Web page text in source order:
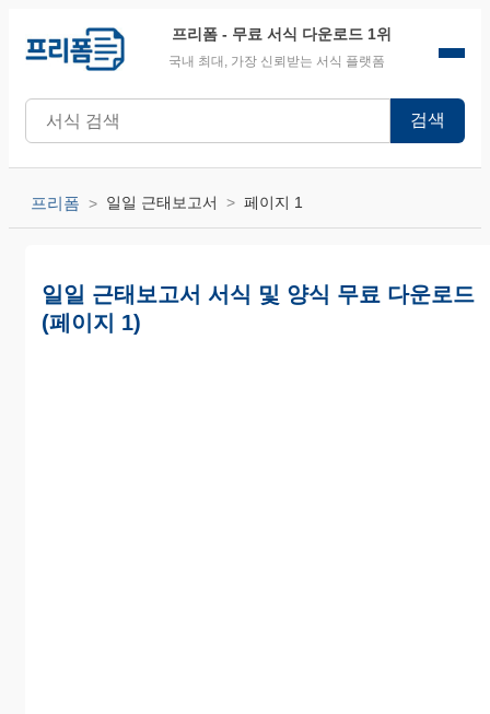
프리폼 - 무료 서식 다운로드 1위
국내 최대, 가장 신뢰받는 서식 플랫폼
검색
프리폼 일일 근태보고서 페이지 1
일일 근태보고서 서식 및 양식 무료 다운로드
(페이지 1)